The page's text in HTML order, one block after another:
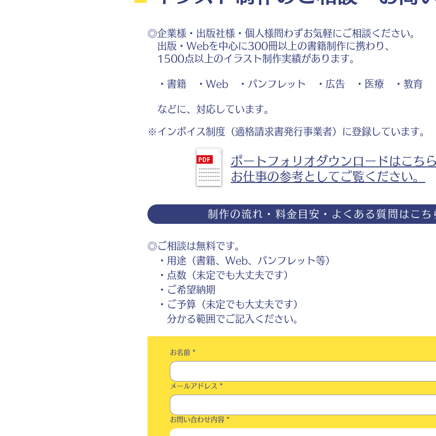
◎企業様・出版社様・個人様問わずお気軽にご相談ください。
出版・Webを中心に300冊以上の書籍制作に携わり、
1500点以上のイラスト制作実績があります。
・書籍 ・Web ・パンフレット ・広告 ・医療 ・教育
などに、対応しています。
※インボイス制度（適格請求書発行事業者）に登録しています。
ポートフォリオダウンロードはこち
お仕事の参考としてご覧ください。
制作の流れ・料金目安・よくある質問はこち
◎ご相談は無料です。
・用途（書籍、Web、パンフレット等）
・点数（未定でも大丈夫です）
・ご希望納期
・ご予算（未定でも大丈夫です）
分かる範囲でご記入ください。
お名前 *
メールアドレス *
お問い合わせ内容 *